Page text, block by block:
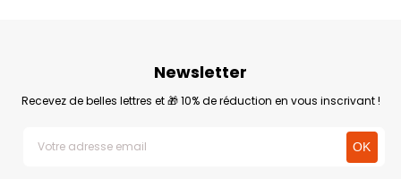
Newsletter
Recevez de belles lettres et 🎁 10% de réduction en vous inscrivant !